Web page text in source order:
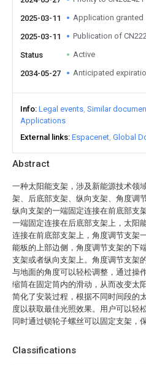
Abstract
一种太阳能支架，涉及新能源技术领
架、后底部支架、纵向支架、角度调
纵向支架的一端固定连接在前底部支
一端固定连接在后底部支架上，太阳
连接在前底部支架上，角度调节支架
能板的上部边侧，角度调节支架的下
支架或者纵向支架上。角度调节支架
与地面的角度可以轻松调整，通过操
缩筒在固定筒内的滑动，从而改变太
简化了安装过程，根据不同时间段的
度以获取最佳光照效果。用户可以轻
同时通过锁轮子螺丝可以固定支架，
Classifications
2025-03-11 Application granted
2025-03-11 Publication of
Status Active
2034-05-27 Anticipated
Info Legal events Similar
Applications
External links Espacenet Global